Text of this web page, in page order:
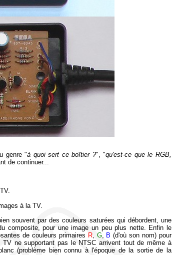
genre "à quoi sert ce boîtier ?", "qu'est-ce que le RGB,
de continuer...
à la TV.
souvent par des couleurs saturées qui débordent, une
composite, pour une image un peu plus nette. Enfin le
de couleurs primaires R, G, B (d'où son nom) pour
ne supportant pas le NTSC arrivent tout de même à
(problème bien connu à l'époque de la sortie de la